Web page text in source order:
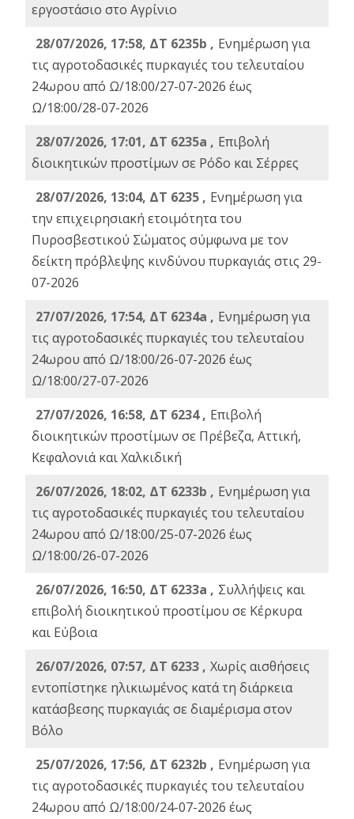
εργοστάσιο στο Αγρίνιο
28/07/2026, 17:58, ΔΤ 6235b , Ενημέρωση για
τις αγροτοδασικές πυρκαγιές του τελευταίου
24ωρου από Ω/18:00/27-07-2026 έως
Ω/18:00/28-07-2026
28/07/2026, 17:01, ΔΤ 6235a , Eπιβολή
διοικητικών προστίμων σε Ρόδο και Σέρρες
28/07/2026, 13:04, ΔΤ 6235 , Ενημέρωση για
την επιχειρησιακή ετοιμότητα του
Πυροσβεστικού Σώματος σύμφωνα με τον
δείκτη πρόβλεψης κινδύνου πυρκαγιάς στις 29-
07-2026
27/07/2026, 17:54, ΔΤ 6234a , Ενημέρωση για
τις αγροτοδασικές πυρκαγιές του τελευταίου
24ωρου από Ω/18:00/26-07-2026 έως
Ω/18:00/27-07-2026
27/07/2026, 16:58, ΔΤ 6234 , Eπιβολή
διοικητικών προστίμων σε Πρέβεζα, Αττική,
Κεφαλονιά και Χαλκιδική
26/07/2026, 18:02, ΔΤ 6233b , Ενημέρωση για
τις αγροτοδασικές πυρκαγιές του τελευταίου
24ωρου από Ω/18:00/25-07-2026 έως
Ω/18:00/26-07-2026
26/07/2026, 16:50, ΔΤ 6233a , Συλλήψεις και
επιβολή διοικητικού προστίμου σε Κέρκυρα
και Εύβοια
26/07/2026, 07:57, ΔΤ 6233 , Χωρίς αισθήσεις
εντοπίστηκε ηλικιωμένος κατά τη διάρκεια
κατάσβεσης πυρκαγιάς σε διαμέρισμα στον
Βόλο
25/07/2026, 17:56, ΔΤ 6232b , Ενημέρωση για
τις αγροτοδασικές πυρκαγιές του τελευταίου
24ωρου από Ω/18:00/24-07-2026 έως